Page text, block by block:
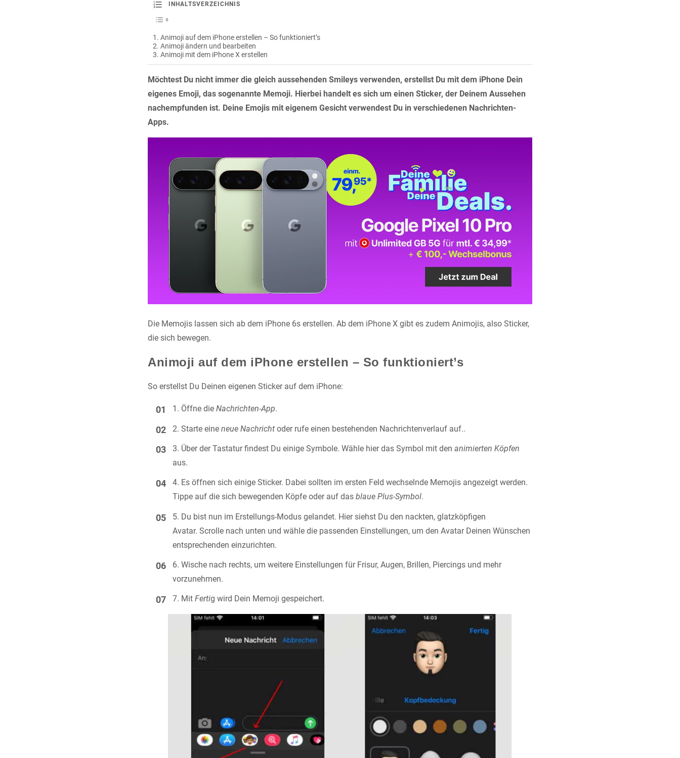
INHALTSVERZEICHNIS
Animoji auf dem iPhone erstellen – So funktioniert’s
Animoji ändern und bearbeiten
Animoji mit dem iPhone X erstellen
Möchtest Du nicht immer die gleich aussehenden Smileys verwenden, erstellst Du mit dem iPhone Dein
eigenes Emoji, das sogenannte Memoji. Hierbei handelt es sich um einen Sticker, der Deinem Aussehen
nachempfunden ist. Deine Emojis mit eigenem Gesicht verwendest Du in verschiedenen Nachrichten-
Apps.
Die Memojis lassen sich ab dem iPhone 6s erstellen. Ab dem iPhone X gibt es zudem Animojis, also Sticker,
die sich bewegen.
Animoji auf dem iPhone erstellen – So funktioniert’s
So erstellst Du Deinen eigenen Sticker auf dem iPhone:
Öffne dieNachrichten-App.
Starte eineneue Nachricht oder rufe einen bestehenden Nachrichtenverlauf auf..
Über der Tastatur findest Du einige Symbole. Wähle hier das Symbol mit denanimierten Köpfen
aus.
Es öffnen sich einige Sticker. Dabei sollten im ersten Feld wechselnde Memojis angezeigt werden.
Tippe auf die sich bewegenden Köpfe oder auf dasblaue Plus-Symbol.
Du bist nun im Erstellungs-Modus gelandet. Hier siehst Du den nackten, glatzköpfigen
Avatar. Scrolle nach unten und wähle die passenden Einstellungen, um den Avatar Deinen Wünschen
entsprechenden einzurichten.
Wische nach rechts, um weitere Einstellungen für Frisur, Augen, Brillen, Piercings und mehr
vorzunehmen.
MitFertig wird Dein Memoji gespeichert.